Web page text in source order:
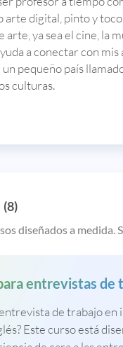
arte digital, pinto y
arte, ya sea el cine, la
a conectar con
un pequeño país
culturas.
(8)
diseñados a medida.
entrevistas de
de trabajo en
Este curso está